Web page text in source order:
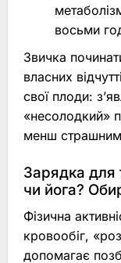
восьми
Звичка
власних
свої плоди:
«несолодкий»
менш
Зарядка для
чи йога?
Фізична
кровообіг,
допомагає